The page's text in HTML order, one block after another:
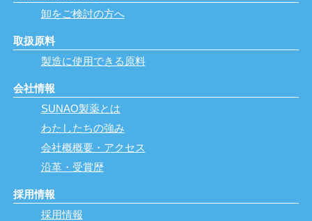
卸をご検討の方へ
取扱原料
製造に使用できる原料
会社情報
SUNAO製薬とは
わたしたちの強み
会社概概要・アクセス
沿革・受賞歴
採用情報
採用情報